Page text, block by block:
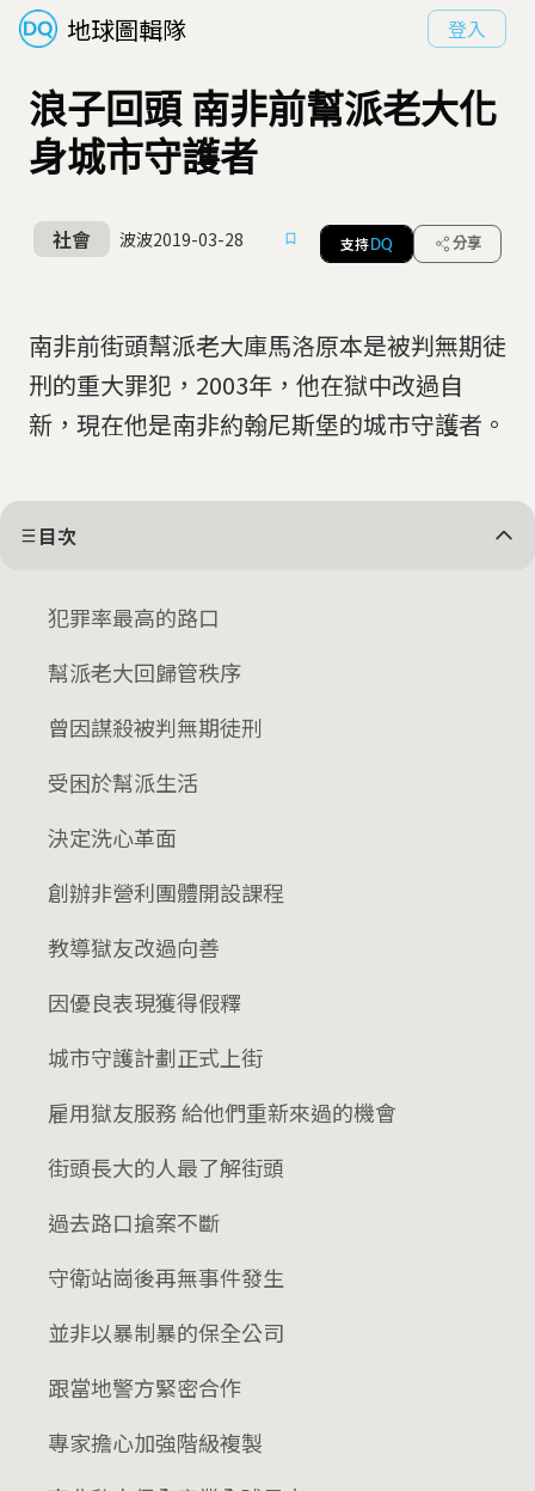
地球圖輯隊 登入
浪子回頭 南非前幫派老大化
身城市守護者
社會 波波2019-03-28 支持 DQ 分享
南非前街頭幫派老大庫馬洛原本是被判無期徒
刑的重大罪犯，2003年，他在獄中改過自
新，現在他是南非約翰尼斯堡的城市守護者。
目次
犯罪率最高的路口
幫派老大回歸管秩序
曾因謀殺被判無期徒刑
受困於幫派生活
決定洗心革面
創辦非營利團體開設課程
教導獄友改過向善
因優良表現獲得假釋
城市守護計劃正式上街
雇用獄友服務 給他們重新來過的機會
街頭長大的人最了解街頭
過去路口搶案不斷
守衛站崗後再無事件發生
並非以暴制暴的保全公司
跟當地警方緊密合作
專家擔心加強階級複製